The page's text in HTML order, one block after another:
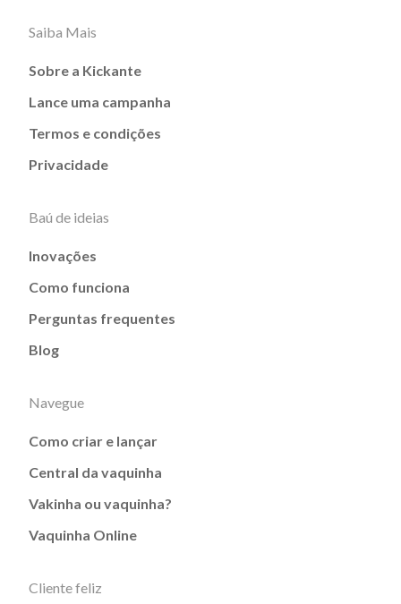
Saiba Mais
Sobre a Kickante
Lance uma campanha
Termos e condições
Privacidade
Baú de ideias
Inovações
Como funciona
Perguntas frequentes
Blog
Navegue
Como criar e lançar
Central da vaquinha
Vakinha ou vaquinha?
Vaquinha Online
Cliente feliz